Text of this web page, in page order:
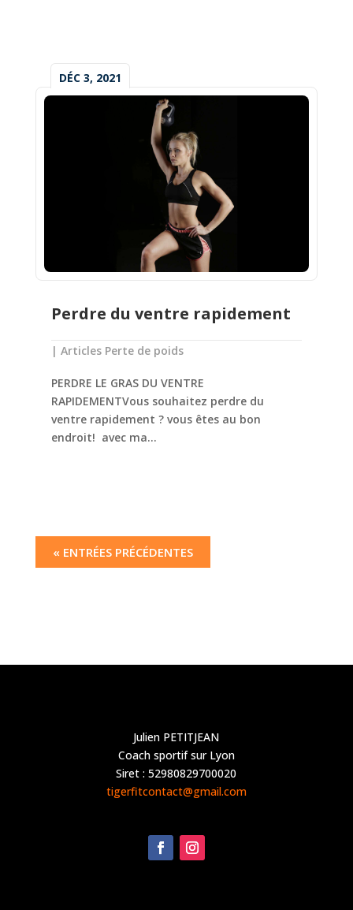
Perdre du ventre rapidement
DÉC 3, 2021
| Articles Perte de poids
PERDRE LE GRAS DU VENTRE
RAPIDEMENTVous souhaitez perdre du
ventre rapidement ? vous êtes au bon
endroit! avec ma...
« ENTRÉES PRÉCÉDENTES
Julien PETITJEAN
Coach sportif sur Lyon
Siret : 52980829700020
tigerfitcontact@gmail.com